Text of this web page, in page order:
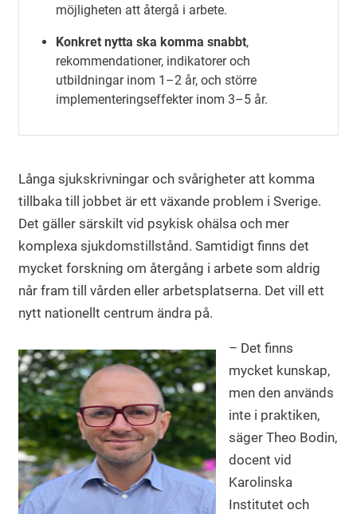
möjligheten att återgå i arbete.
Konkret nytta ska komma snabbt,
rekommendationer, indikatorer och
utbildningar inom 1–2 år, och större
implementeringseffekter inom 3–5 år.
Långa sjukskrivningar och svårigheter att komma
tillbaka till jobbet är ett växande problem i Sverige.
Det gäller särskilt vid psykisk ohälsa och mer
komplexa sjukdomstillstånd. Samtidigt finns det
mycket forskning om återgång i arbete som aldrig
når fram till vården eller arbetsplatserna. Det vill ett
nytt nationellt centrum ändra på.
– Det finns
mycket kunskap,
men den används
inte i praktiken,
säger Theo Bodin,
docent vid
Karolinska
Institutet och